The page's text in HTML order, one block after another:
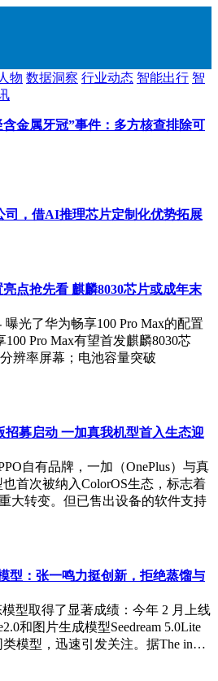
物 数据洞察 行业动态 智能出行 智
金属牙冠”事件：多方核查排除可
司，借AI推理芯片定制化优势拓展
点抢先看 麒麟8030芯片或成年末
光了华为畅享100 Pro Max的配置
Pro Max有望首发麒麟8030芯
辨率屏幕；电池容量突破
招募启动 一加真我机型首入生态迎
自有品牌，一加（OnePlus）与真
首次被纳入ColorOS生态，标志着
大转变。但已售出设备的软件支持
型：张一鸣力挺创新，拒绝蒸馏与
型取得了显著成绩：今年 2 月上线
和图片生成模型Seedream 5.0Lite
模型，迅速引发关注。据The in…